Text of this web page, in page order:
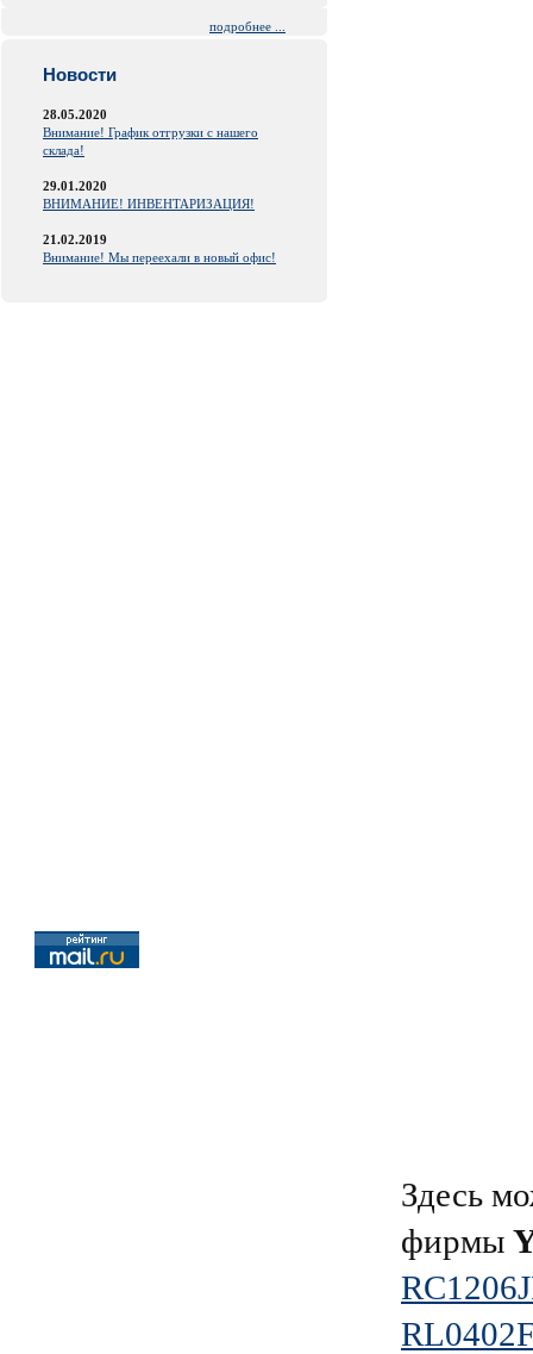
подробнее ...
Новости
28.05.2020
Внимание! График отгрузки с нашего
склада!
29.01.2020
ВНИМАНИЕ! ИНВЕНТАРИЗАЦИЯ!
21.02.2019
Внимание! Мы переехали в новый офис!
Здесь
фирмы